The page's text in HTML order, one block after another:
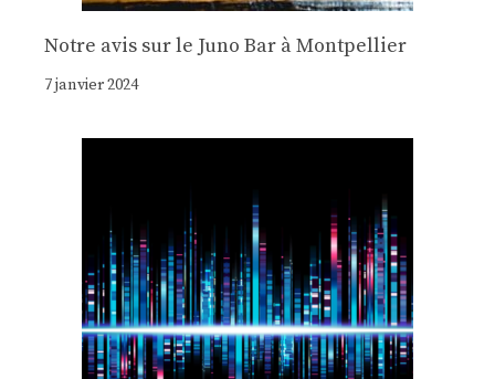
Notre avis sur le Juno Bar à Montpellier
7 janvier 2024